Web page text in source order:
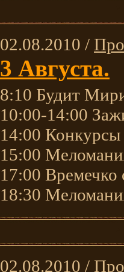
02.08.2010 /
3 Августа.
8:10 Будит
10:00-14:00
14:00 Конкурсы
15:00
17:00
18:30
02.08.2010 /